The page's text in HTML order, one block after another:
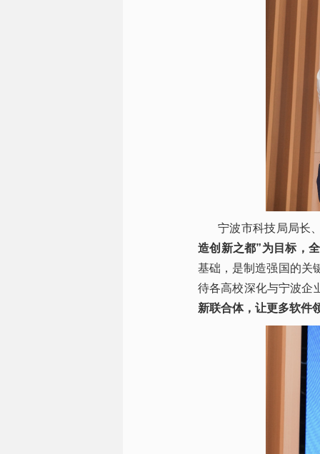
宁波市科技局局长
造创新之都”为目标，
基础，是制造强国的关
待各高校深化与宁波企
新联合体，让更多软件